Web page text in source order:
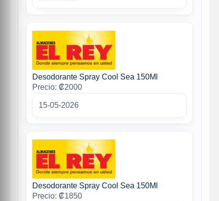
Desodorante Spray Cool Sea 150Ml
Precio: ₡2000
15-05-2026
Desodorante Spray Cool Sea 150Ml
Precio: ₡1850